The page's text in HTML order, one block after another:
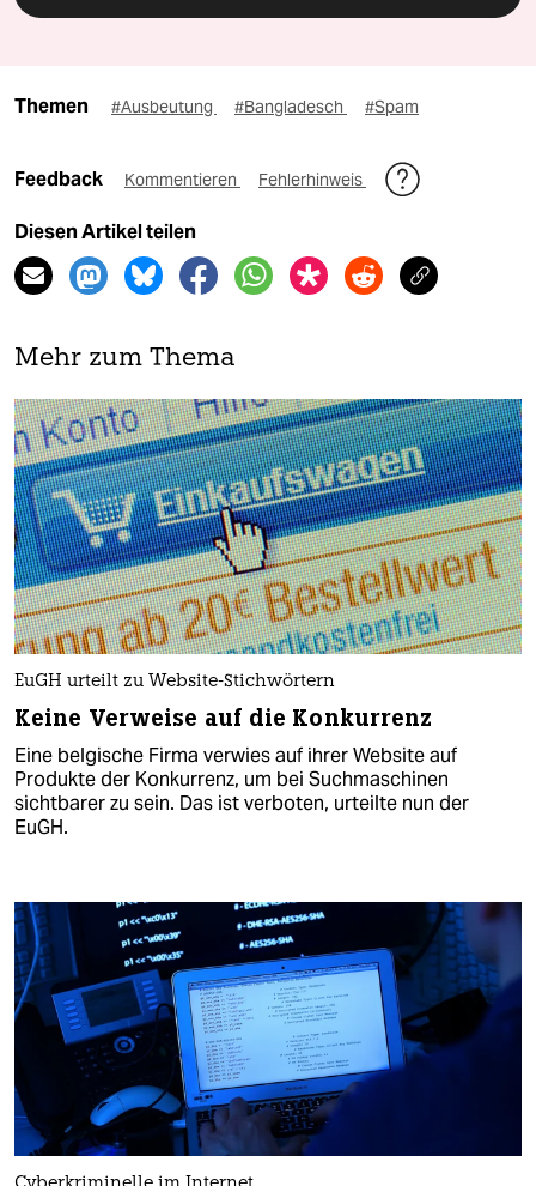
Themen #Ausbeutung #Bangladesch #Spam
Feedback Kommentieren Fehlerhinweis
Diesen Artikel teilen
Mehr zum Thema
EuGH urteilt zu Website-Stichwörtern
Keine Verweise auf die Konkurrenz
Eine belgische Firma verwies auf ihrer Website auf
Produkte der Konkurrenz, um bei Suchmaschinen
sichtbarer zu sein. Das ist verboten, urteilte nun der
EuGH.